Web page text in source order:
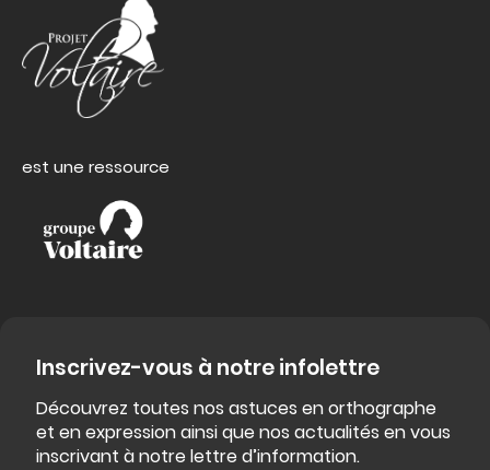
est une ressource
Inscrivez-vous à notre infolettre
Découvrez toutes nos astuces en orthographe
et en expression ainsi que nos actualités en vous
inscrivant à notre lettre d’information.